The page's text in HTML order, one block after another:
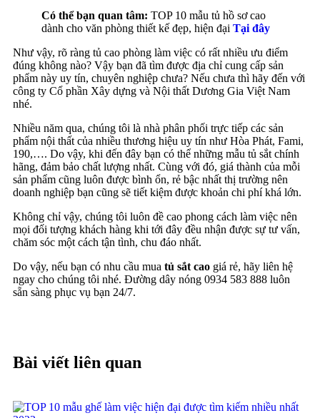
Có thể bạn quan tâm: TOP 10 mẫu tủ hồ sơ cao
dành cho văn phòng thiết kế đẹp, hiện đại Tại đây
Như vậy, rõ ràng tủ cao phòng làm việc có rất nhiều ưu điểm
đúng không nào? Vậy bạn đã tìm được địa chỉ cung cấp sản
phẩm này uy tín, chuyên nghiệp chưa? Nếu chưa thì hãy đến với
công ty Cổ phần Xây dựng và Nội thất Dương Gia Việt Nam
nhé.
Nhiều năm qua, chúng tôi là nhà phân phối trực tiếp các sản
phẩm nội thất của nhiều thương hiệu uy tín như Hòa Phát, Fami,
190,…. Do vậy, khi đến đây bạn có thể những mẫu tủ sắt chính
hãng, đảm bảo chất lượng nhất. Cùng với đó, giá thành của mỗi
sản phẩm cũng luôn được bình ổn, rẻ bậc nhất thị trường nên
doanh nghiệp bạn cũng sẽ tiết kiệm được khoản chi phí khá lớn.
Không chỉ vậy, chúng tôi luôn đề cao phong cách làm việc nên
mọi đối tượng khách hàng khi tới đây đều nhận được sự tư vấn,
chăm sóc một cách tận tình, chu đáo nhất.
Do vậy, nếu bạn có nhu cầu mua tủ sắt cao giá rẻ, hãy liên hệ
ngay cho chúng tôi nhé. Đường dây nóng 0934 583 888 luôn
sẵn sàng phục vụ bạn 24/7.
Bài viết liên quan